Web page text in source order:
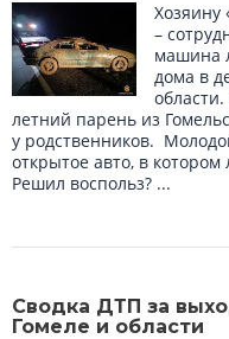
Хозяину
–
машина
дома в
области.
летний парень из
у родственников.
открытое авто, в
Решил воспольз? ...
Сводка ДТП за
Гомеле и области